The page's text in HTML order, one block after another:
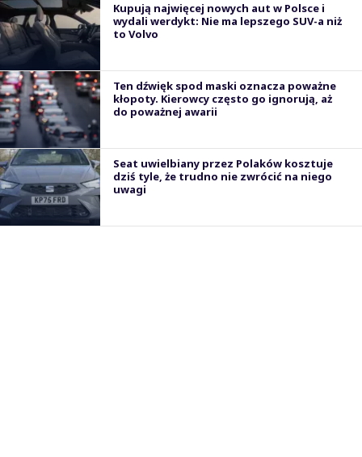
Kupują najwięcej nowych aut w Polsce i
wydali werdykt: Nie ma lepszego SUV-a niż
to Volvo
Ten dźwięk spod maski oznacza poważne
kłopoty. Kierowcy często go ignorują, aż
do poważnej awarii
Seat uwielbiany przez Polaków kosztuje
dziś tyle, że trudno nie zwrócić na niego
uwagi